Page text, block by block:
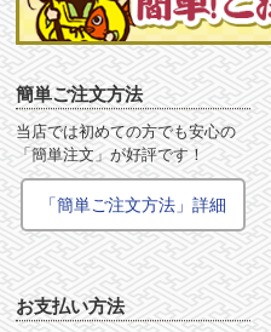
簡単ご注文方法
当店では初めての方でも安心の
「簡単注文」が好評です！
「簡単ご注文方法」詳細
お支払い方法